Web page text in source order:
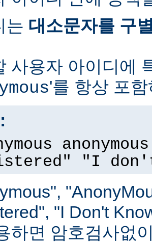
는 대소문자를 구
사용자 아이디에
'를 항상 포
"I
"I Don't
하면 암호검사없